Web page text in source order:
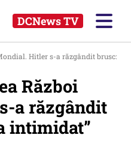
DCNews TV
Hitler s-a răzgândit brusc:
Război
a răzgândit
intimidat”